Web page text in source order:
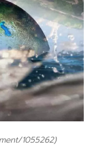
1055262)